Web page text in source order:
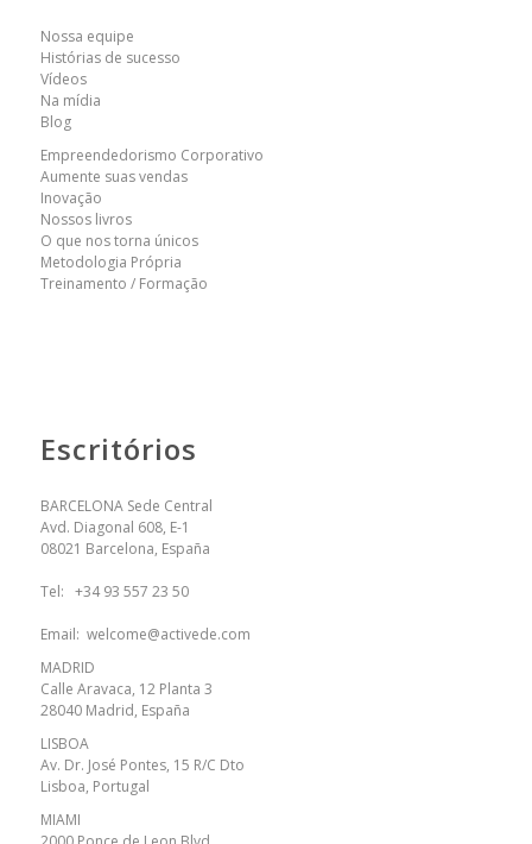
Nossa equipe
Histórias de sucesso
Vídeos
Na mídia
Blog
Empreendedorismo Corporativo
Aumente suas vendas
Inovação
Nossos livros
O que nos torna únicos
Metodologia Própria
Treinamento / Formação
Escritórios
BARCELONA Sede Central
Avd. Diagonal 608, E-1
08021 Barcelona, España
Tel: +34 93 557 23 50
Email: welcome@activede.com
MADRID
Calle Aravaca, 12 Planta 3
28040 Madrid, España
LISBOA
Av. Dr. José Pontes, 15 R/C Dto
Lisboa, Portugal
MIAMI